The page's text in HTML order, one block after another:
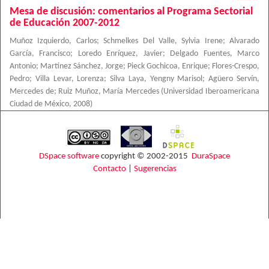
Mesa de discusión: comentarios al Programa Sectorial
de Educación 2007-2012
Muñoz Izquierdo, Carlos;Schmelkes Del Valle, Sylvia Irene; Alvarado
García, Francisco; Loredo Enríquez, Javier;
Delgado Fuentes, Marco
Antonio; Martínez Sánchez, Jorge; Pieck Gochicoa, Enrique; Flores-Crespo,
Pedro; Villa Levar, Lorenza;Silva Laya, Yengny Marisol ;Agüero Servín,
Mercedes de; Ruiz Muñoz, María Mercedes (Universidad Iberoamericana
Ciudad de México, 2008)
DSpace software copyright © 2002-2015 DuraSpace
Contacto| Sugerencias